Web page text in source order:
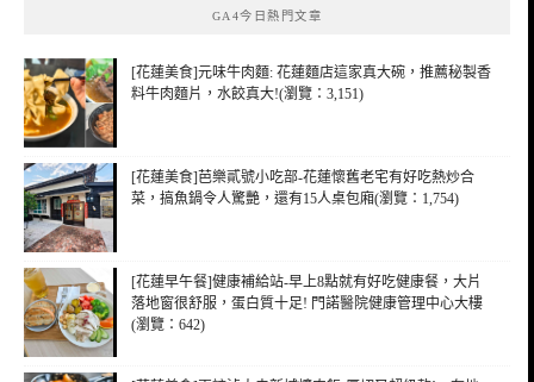
GA4今日熱門文章
[花蓮美食]元味牛肉麵: 花蓮麵店這家真大碗，推薦秘製香
料牛肉麵片，水餃真大!(瀏覽：3,151)
[花蓮美食]芭樂貳號小吃部-花蓮懷舊老宅有好吃熱炒合
菜，搞魚鍋令人驚艷，還有15人桌包廂(瀏覽：1,754)
[花蓮早午餐]健康補給站-早上8點就有好吃健康餐，大片
落地窗很舒服，蛋白質十足! 門諾醫院健康管理中心大樓
(瀏覽：642)